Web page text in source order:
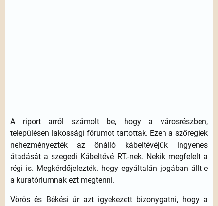
A riport arról számolt be, hogy a városrészben,
településen lakossági fórumot tartottak. Ezen a szőregiek
nehezményezték az önálló kábeltévéjük ingyenes
átadását a szegedi Kábeltévé RT.-nek. Nekik megfelelt a
régi is. Megkérdőjelezték. hogy egyáltalán jogában állt-e
a kuratóriumnak ezt megtenni.
Vörös és Békési úr azt igyekezett bizonygatni, hogy a